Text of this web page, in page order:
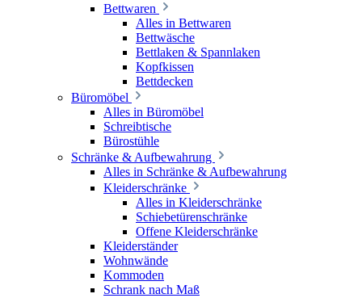
Bettwaren
Alles in Bettwaren
Bettwäsche
Bettlaken & Spannlaken
Kopfkissen
Bettdecken
Büromöbel
Alles in Büromöbel
Schreibtische
Bürostühle
Schränke & Aufbewahrung
Alles in Schränke & Aufbewahrung
Kleiderschränke
Alles in Kleiderschränke
Schiebetürenschränke
Offene Kleiderschränke
Kleiderständer
Wohnwände
Kommoden
Schrank nach Maß